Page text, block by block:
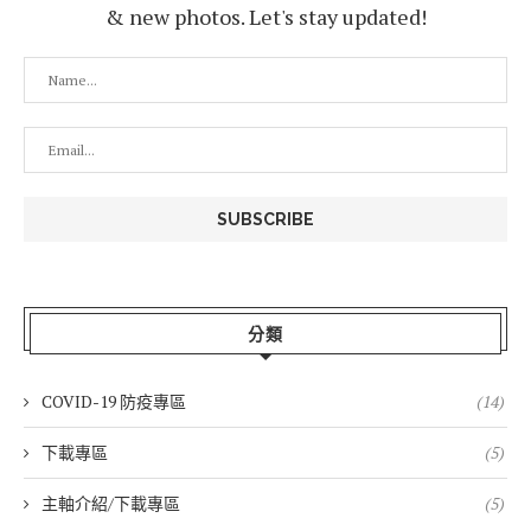
& new photos. Let's stay updated!
分類
COVID-19 防疫專區 (14)
下載專區 (5)
主軸介紹/下載專區 (5)